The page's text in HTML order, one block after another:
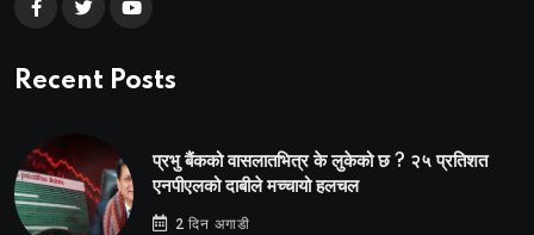
Recent Posts
प्रभु बैंकको वासलातभित्र के लुकेको छ ? २५ प्रतिशत
एनपीएलको दाबीले मच्चायो हलचल
2 दिन अगाडी